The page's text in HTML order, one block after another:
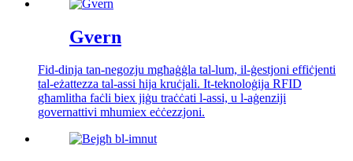
Gvern
Fid-dinja tan-negozju mgħaġġla tal-lum, il-ġestjoni effiċjenti
tal-eżattezza tal-assi hija kruċjali. It-teknoloġija RFID
għamlitha faċli biex jiġu traċċati l-assi, u l-aġenziji
governattivi mhumiex eċċezzjoni.